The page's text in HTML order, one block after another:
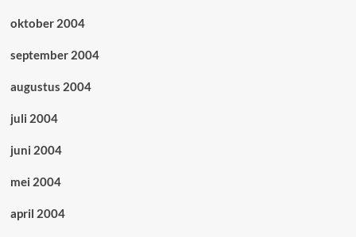
oktober 2004
september 2004
augustus 2004
juli 2004
juni 2004
mei 2004
april 2004